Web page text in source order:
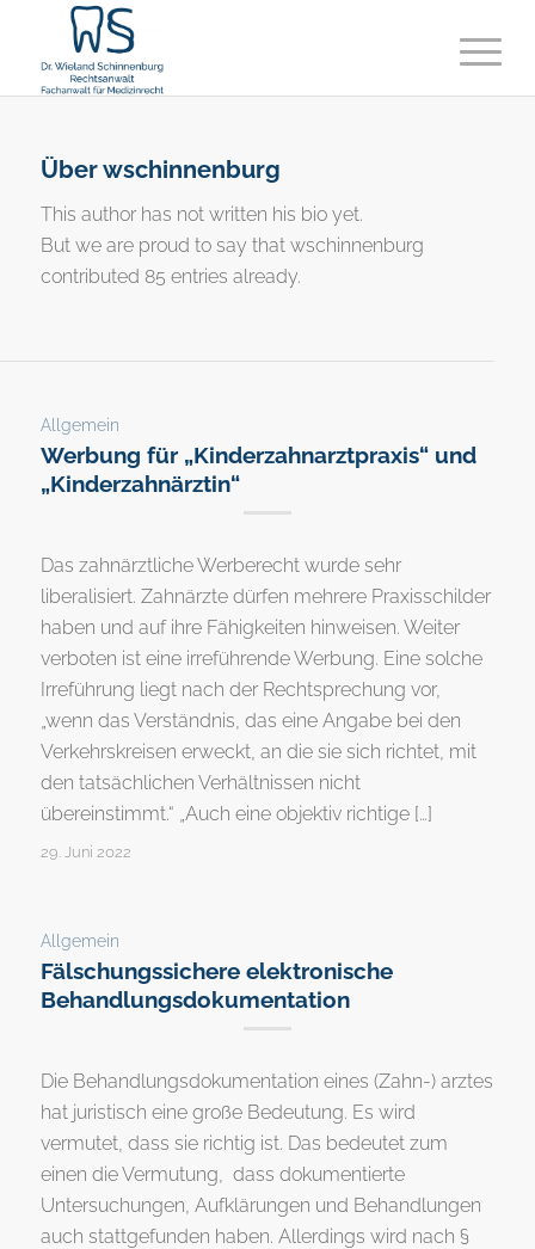
Überwschinnenburg
This author has not written his bio yet.
But we are proud to say that wschinnenburg
contributed 85 entries already.
Allgemein
Werbung für „Kinderzahnarztpraxis“ und
„Kinderzahnärztin“
Das zahnärztliche Werberecht wurde sehr
liberalisiert. Zahnärzte dürfen mehrere Praxisschilder
haben und auf ihre Fähigkeiten hinweisen. Weiter
verboten ist eine irreführende Werbung. Eine solche
Irreführung liegt nach der Rechtsprechung vor,
„wenn das Verständnis, das eine Angabe bei den
Verkehrskreisen erweckt, an die sie sich richtet, mit
den tatsächlichen Verhältnissen nicht
übereinstimmt.“ „Auch eine objektiv richtige […]
29. Juni 2022
Allgemein
Fälschungssichere elektronische
Behandlungsdokumentation
Die Behandlungsdokumentation eines (Zahn-) arztes
hat juristisch eine große Bedeutung. Es wird
vermutet, dass sie richtig ist. Das bedeutet zum
einen die Vermutung, dass dokumentierte
Untersuchungen, Aufklärungen und Behandlungen
auch stattgefunden haben. Allerdings wird nach §